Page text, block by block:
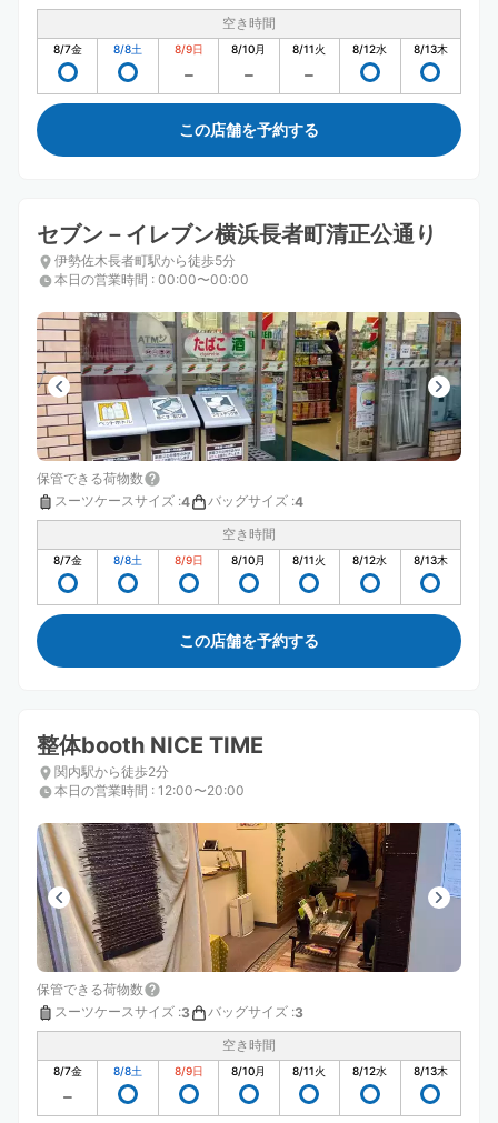
空き時間
8/7金 8/8土 8/9日 8/10月 8/11火 8/12水 8/13木
この店舗を予約する
セブン－イレブン横浜長者町清正公通り
伊勢佐木長者町駅から徒歩5分
本日の営業時間 : 00:00〜00:00
保管できる荷物数
スーツケースサイズ :4 バッグサイズ :4
空き時間
8/7金 8/8土 8/9日 8/10月 8/11火 8/12水 8/13木
この店舗を予約する
整体booth NICE TIME
関内駅から徒歩2分
本日の営業時間 : 12:00〜20:00
保管できる荷物数
スーツケースサイズ :3 バッグサイズ :3
空き時間
8/7金 8/8土 8/9日 8/10月 8/11火 8/12水 8/13木